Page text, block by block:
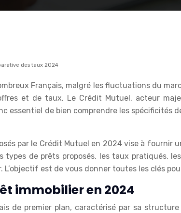
des taux 2024
Français, malgré les fluctuations du
et de taux. Le Crédit Mutuel, acteur
essentiel de bien comprendre les spécificités
par le Crédit Mutuel en 2024 vise à fournir
types de prêts proposés, les taux pratiqués,
est de vous donner toutes les clés
immobilier en 2024
de premier plan, caractérisé par sa